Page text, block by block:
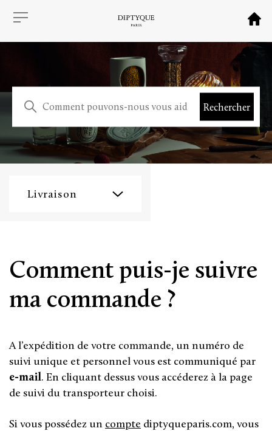
Livraison
Comment puis-je suivre
ma commande ?
A l’expédition de votre commande, un numéro de
suivi unique et personnel vous est communiqué par
e-mail. En cliquant dessus vous accéderez à la page
de suivi du transporteur choisi.
Si vous possédez un compte diptyqueparis.com, vous